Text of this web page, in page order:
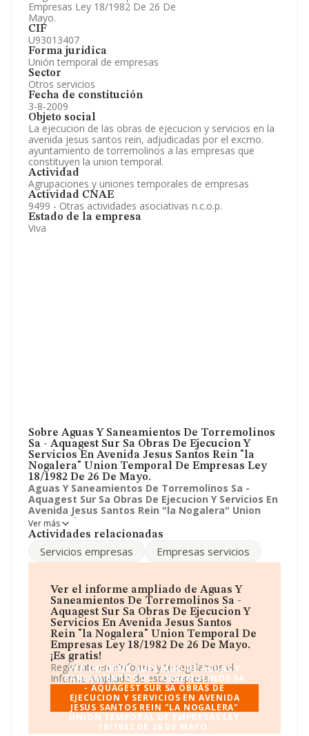
Empresas Ley 18/1982 De 26 De
Mayo.
CIF
U93013407
Forma jurídica
Unión temporal de empresas
Sector
Otros servicios
Fecha de constitución
3-8-2009
Objeto social
La ejecucion de las obras de ejecucion y servicios en la
avenida jesus santos rein, adjudicadas por el excmo.
ayuntamiento de torremolinos a las empresas que
constituyen la union temporal.
Actividad
Agrupaciones y uniones temporales de empresas
Actividad CNAE
9499 - Otras actividades asociativas n.c.o.p.
Estado de la empresa
Viva
Sobre Aguas Y Saneamientos De Torremolinos
Sa - Aquagest Sur Sa Obras De Ejecucion Y
Servicios En Avenida Jesus Santos Rein "la
Nogalera" Union Temporal De Empresas Ley
18/1982 De 26 De Mayo.
Aguas Y Saneamientos De Torremolinos Sa -
Aquagest Sur Sa Obras De Ejecucion Y Servicios En
Avenida Jesus Santos Rein "la Nogalera" Union
Temporal De Empresas Ley 18/1982 De 26 De
Mayo.cuenta con 17 años a sus espaldas. La compañía
Aquagest Sur Sa Obras De Ejecucion Y Servicios En
Avenida Jesus Santos Rein "la Nogalera" Union
Mayo.está localizada en Calle Periodista Federico alba,
7 - RECINTO FERIAL. Su actividad CNAE se ubica dentro
de 9499 - Otras actividades asociativas n.c.o.p.. Aguas Y
Saneamientos De Torremolinos Sa - Aquagest Sur
Sa Obras De Ejecucion Y Servicios En Avenida Jesus
Santos Rein "la Nogalera" Union Temporal De
Empresas Ley 18/1982 De 26 De Mayo.
tiene un
modelo de sociedad Unión temporal de empresas.
Ver más
Actividades relacionadas
Servicios empresas Empresas servicios
Ver el informe ampliado de Aguas Y
Saneamientos De Torremolinos Sa -
Aquagest Sur Sa Obras De Ejecucion Y
Servicios En Avenida Jesus Santos
Rein "la Nogalera" Union Temporal De
Empresas Ley 18/1982 De 26 De Mayo.
¡Es gratis!
Regístrate en eInforma y te regalamos el
Informe Ampliado de esta empresa.
VER INFORME AMPLIADO DE AGUAS Y
SANEAMIENTOS DE TORREMOLINOS SA
- AQUAGEST SUR SA OBRAS DE
EJECUCION Y SERVICIOS EN AVENIDA
JESUS SANTOS REIN "LA NOGALERA"
UNION TEMPORAL DE EMPRESAS LEY
18/1982 DE 26 DE MAYO.
Artículos de prensa publicados sobre la empresa.
Información oficial y registral complementaria.